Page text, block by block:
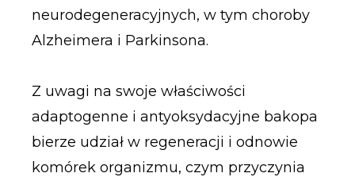
neurodegeneracyjnych, w tym choroby
Alzheimera i Parkinsona.
Z uwagi na swoje właściwości
adaptogenne i antyoksydacyjne bakopa
bierze udział w regeneracji i odnowie
komórek organizmu, czym przyczynia